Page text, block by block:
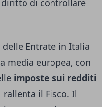
diritto di controllare
delle Entrate in Italia
media europea, con
imposte sui redditi
il Fisco. Il